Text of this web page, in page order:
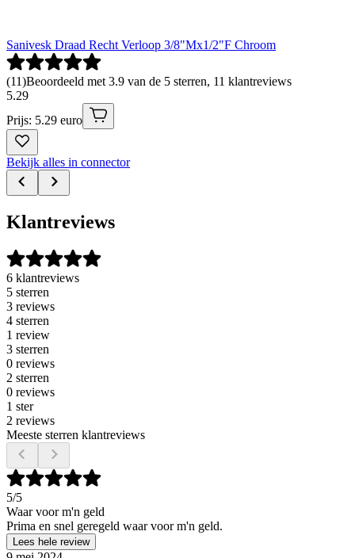
Sanivesk Draad Recht Verloop 3/8"Mx1/2"F Chroom
(11)Beoordeeld met 3.9 van de 5 sterren, 11 klantreviews
5.29
Prijs: 5.29 euro
Bekijk alles in connector
Klantreviews
6 klantreviews
5 sterren
3 reviews
4 sterren
1 review
3 sterren
0 reviews
2 sterren
0 reviews
1 ster
2 reviews
Meeste sterren klantreviews
5/5
Waar voor m'n geld
Prima en snel geregeld waar voor m'n geld.
Lees hele review